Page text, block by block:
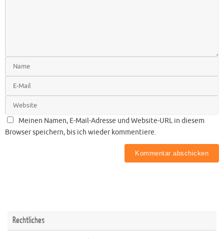
Meinen Namen, E-Mail-Adresse und Website-URL in diesem
Browser speichern, bis ich wieder kommentiere.
Rechtliches